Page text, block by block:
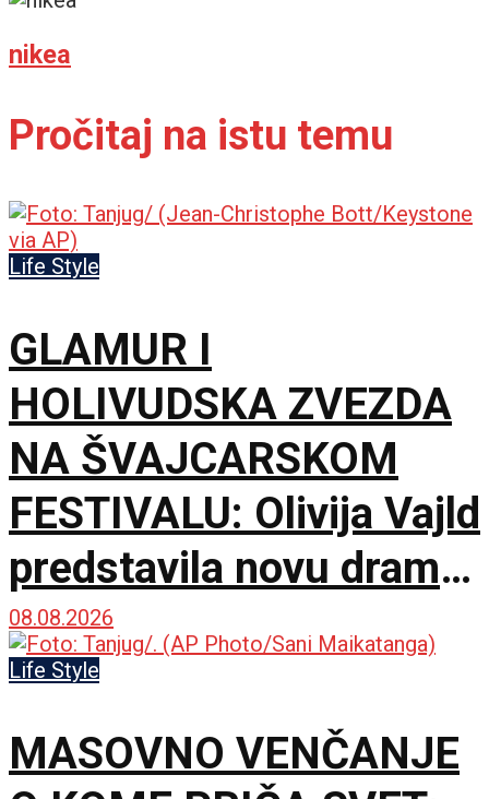
nikea
Pročitaj na istu temu
Life Style
GLAMUR I
HOLIVUDSKA ZVEZDA
NA ŠVAJCARSKOM
FESTIVALU: Olivija Vajld
predstavila novu dramu
na 79. izdanju u
Lokarnu
08.08.2026
Life Style
MASOVNO VENČANJE